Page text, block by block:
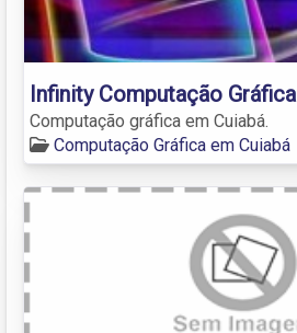
Infinity Computação Gráfica
Computação gráfica em Cuiabá.
Computação Gráfica em Cuiabá